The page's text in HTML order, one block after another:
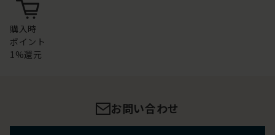
購入時
ポイント
1%還元
お問い合わせ